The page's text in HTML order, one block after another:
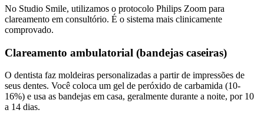
No Studio Smile, utilizamos o protocolo Philips Zoom para
clareamento em consultório. É o sistema mais clinicamente
comprovado.
Clareamento ambulatorial (bandejas caseiras)
O dentista faz moldeiras personalizadas a partir de impressões de
seus dentes. Você coloca um gel de peróxido de carbamida (10-
16%) e usa as bandejas em casa, geralmente durante a noite, por 10
a 14 dias.